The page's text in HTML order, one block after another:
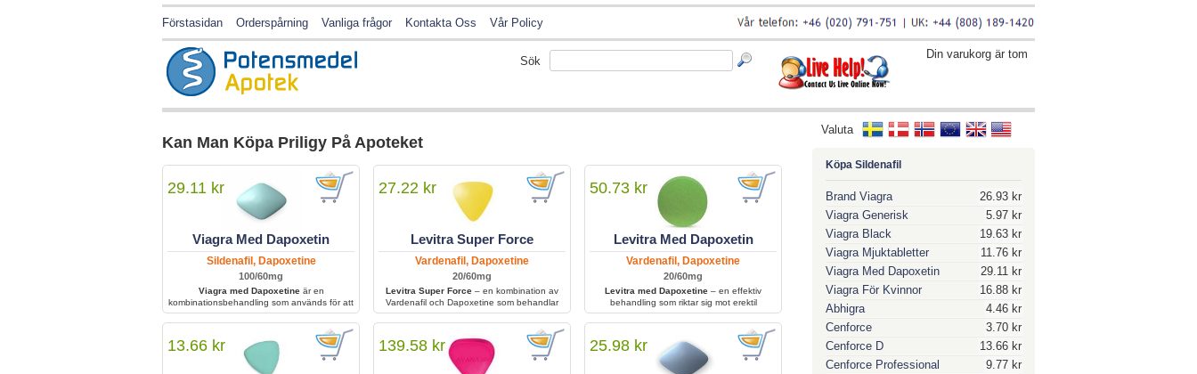
Förstasidan Orderspårning Vanliga frågor Kontakta Oss Vår Policy
Din varukorg är tom
Sök
Kan Man Köpa Priligy På Apoteket
29.11 kr
Viagra Med Dapoxetin
Sildenafil, Dapoxetine
100/60mg
Viagra med Dapoxetineär en
kombinationsbehandling som används för att
behandla erektil dysfunktion och för tidig
utlösning. Den hjälper män att uppnå och
behålla en erektion samtidigt som kontrollen
över klimax förbättras för ökad sexuell
prestation och tillfredsställelse.
27.22 kr
Levitra Super Force
Vardenafil, Dapoxetine
20/60mg
Levitra Super Force – en kombination av
Vardenafil och Dapoxetine som behandlar
både erektil dysfunktion och för tidig
utlösning i en enda kraftfull tablett. Den
hjälper män att få en stark erektion samtidigt
som den förbättrar kontrollen över
utlösningen.
50.73 kr
Levitra Med Dapoxetin
Vardenafil, Dapoxetine
20/60mg
Levitra med Dapoxetine – en effektiv
behandling som riktar sig mot erektil
dysfunktion och minskar symtom som för tidig
utlösning, vilket ger bättre kontroll och ökad
13.66 kr 139.58 kr 25.98 kr
Valuta
Köpa Sildenafil
Brand Viagra
26.93 kr
Viagra Generisk
5.97 kr
Viagra Black
19.63 kr
Viagra Mjuktabletter
11.76 kr
Viagra Med Dapoxetin
29.11 kr
Viagra För Kvinnor
16.88 kr
Abhigra
4.46 kr
Cenforce
3.70 kr
Cenforce D
13.66 kr
Cenforce Professional
9.77 kr